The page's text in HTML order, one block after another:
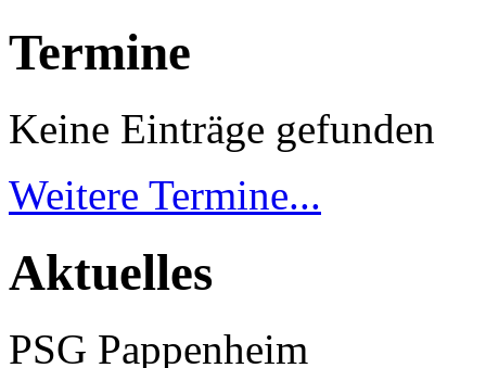
Termine
Keine Einträge gefunden
Weitere Termine...
Aktuelles
PSG Pappenheim